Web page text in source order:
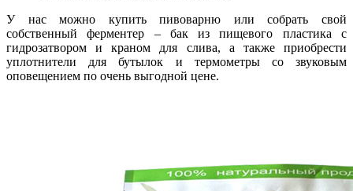
У нас можно купить пивоварню или собрать свой
собственный ферментер – бак из пищевого пластика с
гидрозатвором и краном для слива, а также приобрести
уплотнители для бутылок и термометры со звуковым
оповещением по очень выгодной цене.